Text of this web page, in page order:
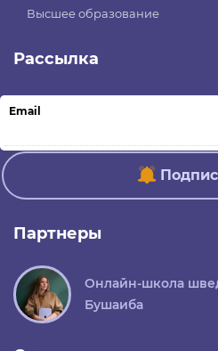
Высшее образование
Рассылка
Email
Партнеры
Онлайн-школа
Бушаиба